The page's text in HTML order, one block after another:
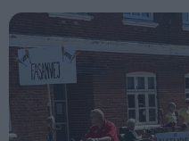
hittet "Solo Dance".
der ligeledes har flere
Kris Jensen gør
fyldt 18 år for at være